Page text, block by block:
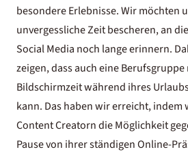
besondere Erlebnisse. Wir möchten
unvergessliche Zeit bescheren, an
Social Media noch lange erinnern.
zeigen, dass auch eine
Bildschirmzeit während ihres
kann. Das haben wir erreicht, indem
Content Creatorn die Möglichkeit
Pause von ihrer ständigen Online-